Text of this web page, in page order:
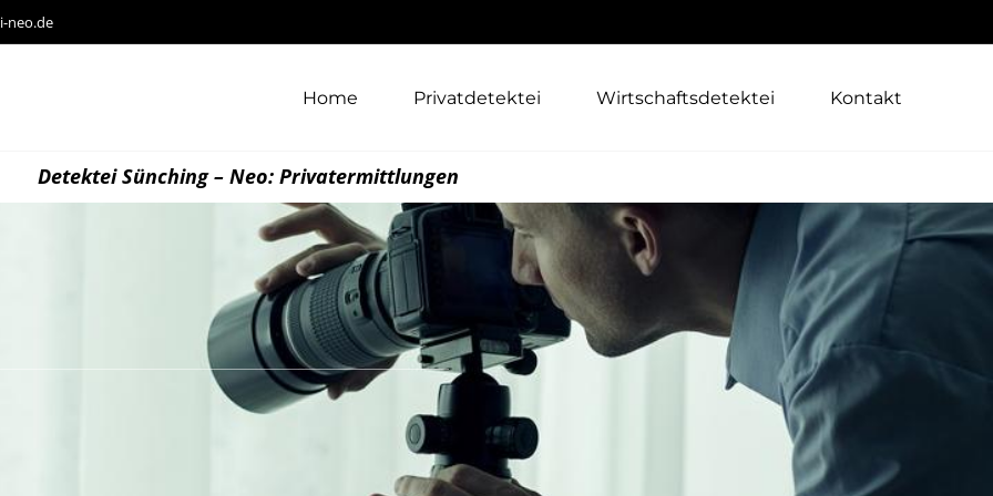
neo.de
Home Privatdetektei Wirtschaftsdetektei Kontakt
Detektei Sünching – Neo: Privatermittlungen